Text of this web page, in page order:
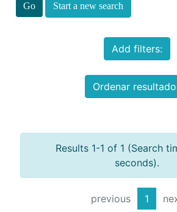
Start a new search
Add filters:
Ordenar
Results 1-1 of 1 (Search
seconds).
previous 1